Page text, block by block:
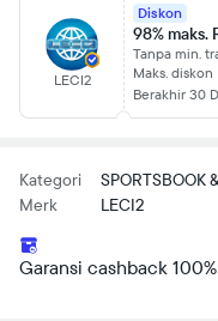
LECI2
Diskon
98% maks.
Tanpa min.
Maks. diskon
Berakhir 30
Kategori
SPORTSBOOK
Merk
LECI2
Garansi cashback